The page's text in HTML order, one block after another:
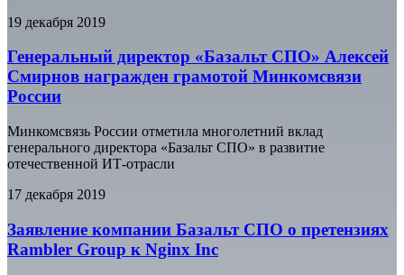
19 декабря 2019
Генеральный директор «Базальт СПО» Алексей
Смирнов награжден грамотой Минкомсвязи
России
Минкомсвязь России отметила многолетний вклад
генерального директора «Базальт СПО» в развитие
отечественной ИТ-отрасли
17 декабря 2019
Заявление компании Базальт СПО о претензиях
Rambler Group к Nginx Inc